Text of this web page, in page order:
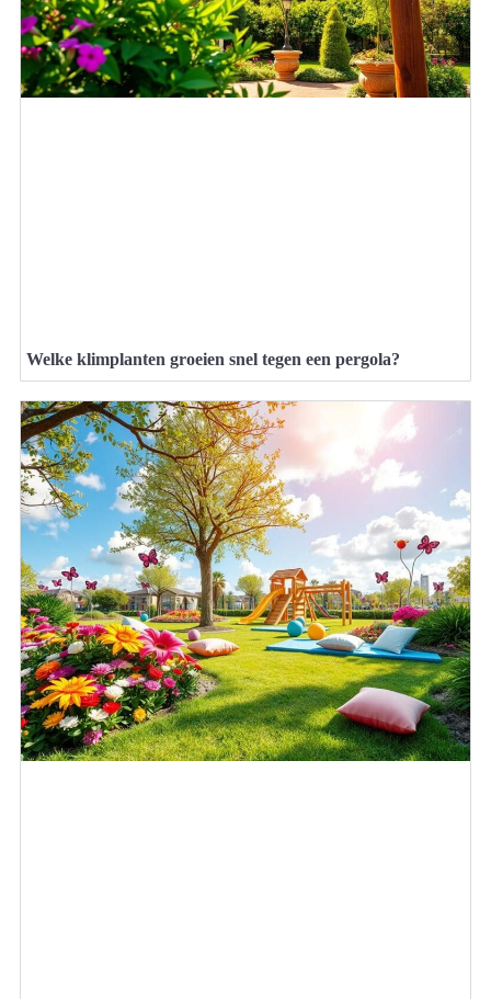
Welke klimplanten groeien snel tegen een pergola?